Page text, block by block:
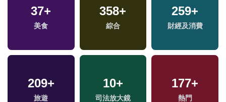
37+
美食
358+
綜合
259+
財經及消費
209+
旅遊
10+
司法放大鏡
177+
熱門